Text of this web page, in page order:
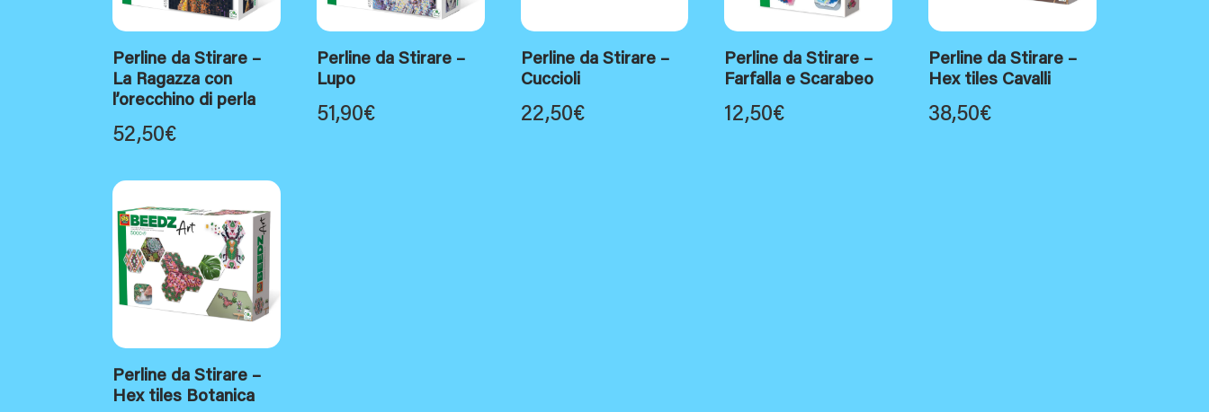
Perline da Stirare –
La Ragazza con
l’orecchino di perla
52,50€
Perline da Stirare –
Lupo
51,90€
Perline da Stirare –
Cuccioli
22,50€
Perline da Stirare –
Farfalla e Scarabeo
12,50€
Perline da Stirare –
Hex tiles Cavalli
38,50€
Perline da Stirare –
Hex tiles Botanica